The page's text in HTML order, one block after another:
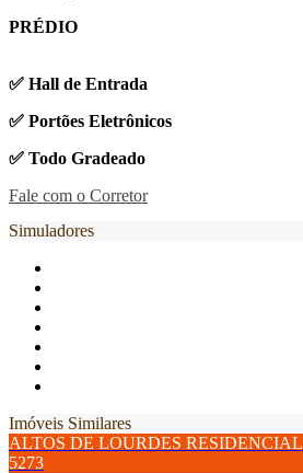
PRÉDIO
✅ Hall de Entrada
✅ Portões Eletrônicos
✅ Todo Gradeado
Fale com o Corretor
Simuladores
Imóveis Similares
ALTOS DE LOURDES RESIDENCIAL
5273